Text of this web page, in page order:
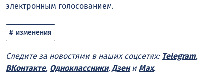
электронным голосованием.
изменения
Следите за новостями в наших соцсетях: Telegram,
ВКонтакте, Одноклассники, Дзени Max.